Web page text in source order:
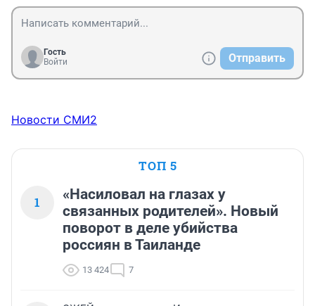
Гость
Войти
Отправить
Новости СМИ2
ТОП 5
1
«Насиловал на глазах у
связанных родителей». Новый
поворот в деле убийства
россиян в Таиланде
13 424 7